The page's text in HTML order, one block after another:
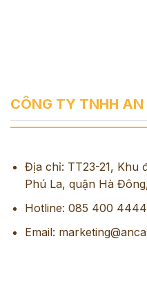
CÔNG TY TNHH
Địa chỉ: TT23-21, Khu
Phú La, quận Hà
Hotline: 085 400 4444
Email: